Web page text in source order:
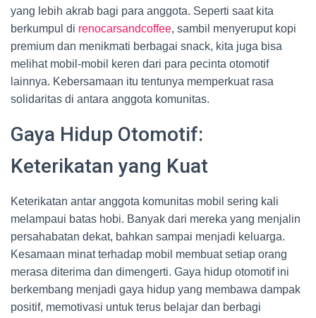
yang lebih akrab bagi para anggota. Seperti saat kita
berkumpul di renocarsandcoffee, sambil menyeruput kopi
premium dan menikmati berbagai snack, kita juga bisa
melihat mobil-mobil keren dari para pecinta otomotif
lainnya. Kebersamaan itu tentunya memperkuat rasa
solidaritas di antara anggota komunitas.
Gaya Hidup Otomotif:
Keterikatan yang Kuat
Keterikatan antar anggota komunitas mobil sering kali
melampaui batas hobi. Banyak dari mereka yang menjalin
persahabatan dekat, bahkan sampai menjadi keluarga.
Kesamaan minat terhadap mobil membuat setiap orang
merasa diterima dan dimengerti. Gaya hidup otomotif ini
berkembang menjadi gaya hidup yang membawa dampak
positif, memotivasi untuk terus belajar dan berbagi